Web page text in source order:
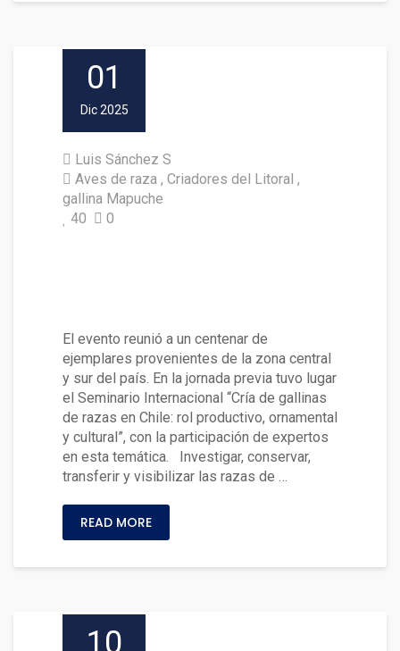
01
Dic 2025
Luis Sánchez S
Aves de raza Criadores del Litoral
gallina Mapuche
40
0
El evento reunió a un centenar de
ejemplares provenientes de la zona central
y sur del país. En la jornada previa tuvo lugar
el Seminario Internacional “Cría de gallinas
de razas en Chile: rol productivo, ornamental
y cultural”, con la participación de expertos
en esta temática. Investigar, conservar,
transferir y visibilizar las razas de …
READ MORE
10